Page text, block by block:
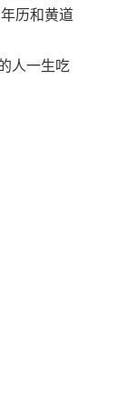
历和黄道
人一生吃